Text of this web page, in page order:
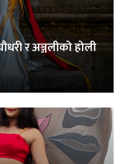
र अञ्जलीको होली